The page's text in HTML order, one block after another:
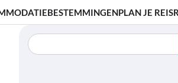
BESTEMMINGENPLAN JE REIS